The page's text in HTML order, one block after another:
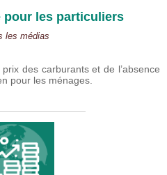
pour les particuliers
les médias
des carburants et de l’absence
pour les ménages.